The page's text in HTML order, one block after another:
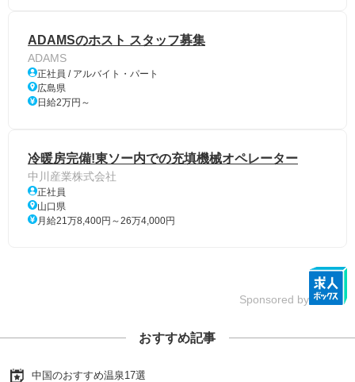
ADAMSのホスト スタッフ募集
ADAMS
正社員 / アルバイト・パート
広島県
日給2万円～
冷暖房完備!東ソー内での充填機械オペレーター
中川産業株式会社
正社員
山口県
月給21万8,400円～26万4,000円
Sponsored by
おすすめ記事
中国のおすすめ温泉17選